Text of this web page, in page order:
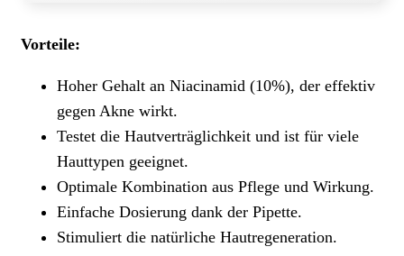
Vorteile:
Hoher Gehalt an Niacinamid (10%), der effektiv
gegen Akne wirkt.
Testet die Hautverträglichkeit und ist für viele
Hauttypen geeignet.
Optimale Kombination aus Pflege und Wirkung.
Einfache Dosierung dank der Pipette.
Stimuliert die natürliche Hautregeneration.